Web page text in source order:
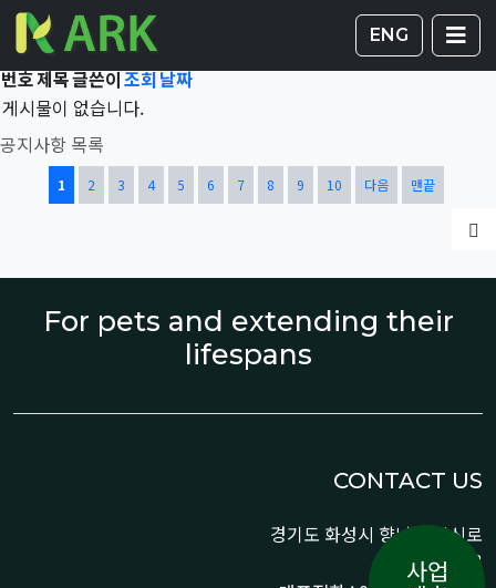
ENG
Total 43,239건1 페이지 게시판
공지사항 목록
번호제목글쓴이조회날짜
게시물이 없습니다.
열린
1 페이지
2
페이지3페이지4
페이지5페이지6
페이지7
페이지8
페이지9
페이지10
페이지 다음 맨끝
For pets and extending their
lifespans
CONTACT US
경기도 화성시 향남읍 상신로
290-13
사업